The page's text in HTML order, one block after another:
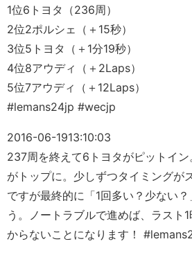
1位6トヨタ（236周）
2位2ポルシェ（＋15秒）
3位5トヨタ（＋1分19秒）
4位8アウディ（＋2Laps）
5位7アウディ（＋12Laps）
#lemans24jp #wecjp
2016-06-1913:10:03
237周を終えて6トヨタがピットイ
がトップに。少しずつタイミングが
ですが最終的に「1回多い？少ない
う。ノートラブルで進めば、ラスト
からないことになります！